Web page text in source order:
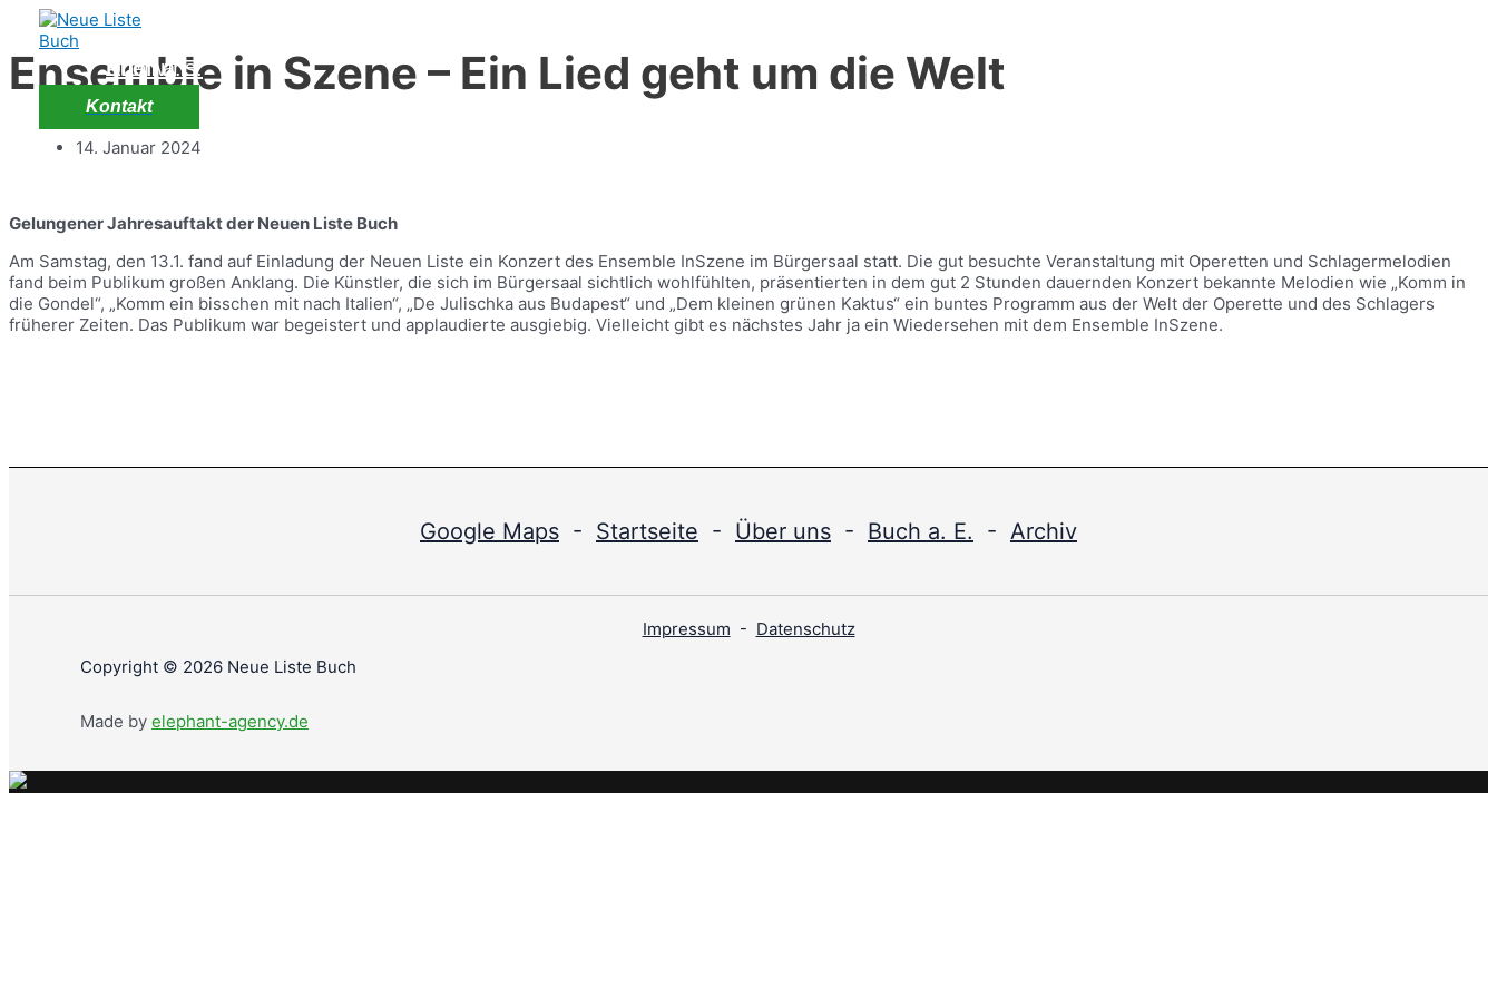
Zum
Inhalt
springen
Über uns
Buch a.E.
Archiv
Kontakt
Ensemble in Szene – Ein Lied geht um die Welt
14. Januar 2024
Gelungener Jahresauftakt der Neuen Liste Buch
Am Samstag, den 13.1. fand auf Einladung der Neuen Liste ein Konzert des Ensemble InSzene im Bürgersaal statt. Die gut besuchte Veranstaltung mit Operetten und Schlagermelodien
fand beim Publikum großen Anklang. Die Künstler, die sich im Bürgersaal sichtlich wohlfühlten, präsentierten in dem gut 2 Stunden dauernden Konzert bekannte Melodien wie „Komm in
die Gondel“, „Komm ein bisschen mit nach Italien“, „De Julischka aus Budapest“ und „Dem kleinen grünen Kaktus“ ein buntes Programm aus der Welt der Operette und des Schlagers
früherer Zeiten. Das Publikum war begeistert und applaudierte ausgiebig. Vielleicht gibt es nächstes Jahr ja ein Wiedersehen mit dem Ensemble InSzene.
Google Maps - Startseite - Über uns - Buch a. E. - Archiv
Impressum - Datenschutz
Copyright © 2026 Neue Liste Buch
Made by elephant-agency.de